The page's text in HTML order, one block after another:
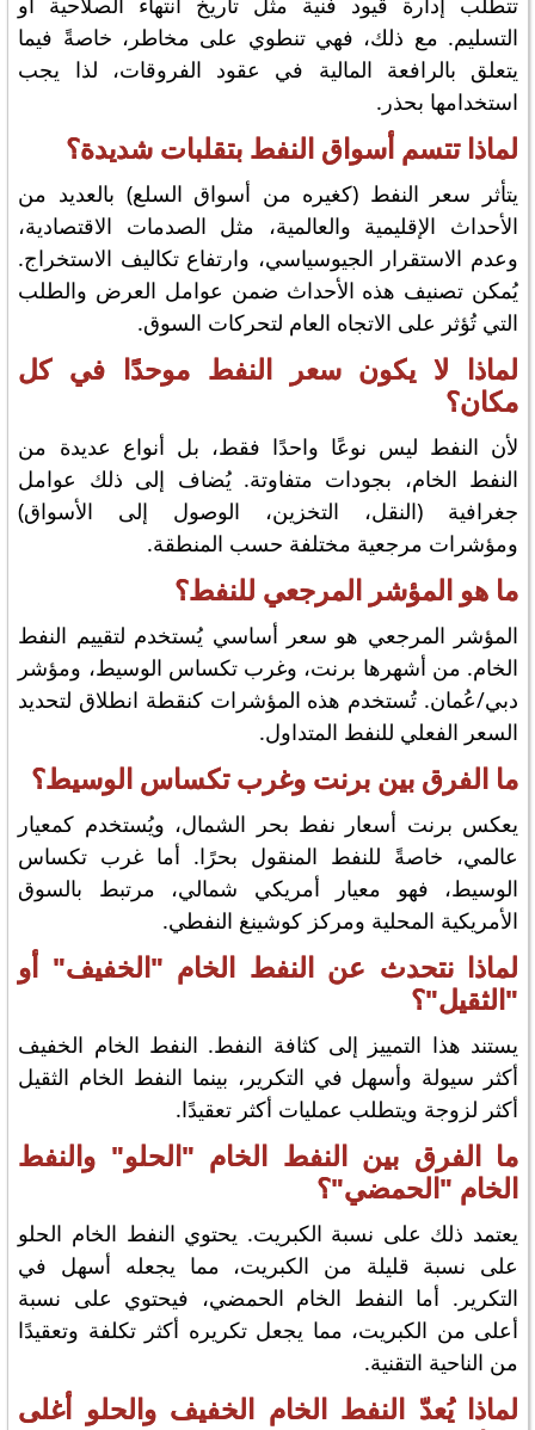
التسليم. مع ذلك، فهي تنطوي على مخاطر، خاصةً فيما
يتعلق بالرافعة المالية في عقود الفروقات، لذا يجب
استخدامها بحذر.
لماذا تتسم أسواق النفط بتقلبات شديدة؟
يتأثر سعر النفط (كغيره من أسواق السلع) بالعديد من
الأحداث الإقليمية والعالمية، مثل الصدمات الاقتصادية،
وعدم الاستقرار الجيوسياسي، وارتفاع تكاليف الاستخراج.
يُمكن تصنيف هذه الأحداث ضمن عوامل العرض والطلب
التي تُؤثر على الاتجاه العام لتحركات السوق.
لماذا لا يكون سعر النفط موحدًا في كل
مكان؟
لأن النفط ليس نوعًا واحدًا فقط، بل أنواع عديدة من
النفط الخام، بجودات متفاوتة. يُضاف إلى ذلك عوامل
جغرافية (النقل، التخزين، الوصول إلى الأسواق)
ومؤشرات مرجعية مختلفة حسب المنطقة.
ما هو المؤشر المرجعي للنفط؟
المؤشر المرجعي هو سعر أساسي يُستخدم لتقييم النفط
الخام. من أشهرها برنت، وغرب تكساس الوسيط، ومؤشر
دبي/عُمان. تُستخدم هذه المؤشرات كنقطة انطلاق لتحديد
السعر الفعلي للنفط المتداول.
ما الفرق بين برنت وغرب تكساس الوسيط؟
يعكس برنت أسعار نفط بحر الشمال، ويُستخدم كمعيار
عالمي، خاصةً للنفط المنقول بحرًا. أما غرب تكساس
الوسيط، فهو معيار أمريكي شمالي، مرتبط بالسوق
الأمريكية المحلية ومركز كوشينغ النفطي.
لماذا نتحدث عن النفط الخام "الخفيف" أو
"الثقيل"؟
يستند هذا التمييز إلى كثافة النفط. النفط الخام الخفيف
أكثر سيولة وأسهل في التكرير، بينما النفط الخام الثقيل
أكثر لزوجة ويتطلب عمليات أكثر تعقيدًا.
ما الفرق بين النفط الخام "الحلو" والنفط
الخام "الحمضي"؟
يعتمد ذلك على نسبة الكبريت. يحتوي النفط الخام الحلو
على نسبة قليلة من الكبريت، مما يجعله أسهل في
التكرير. أما النفط الخام الحمضي، فيحتوي على نسبة
أعلى من الكبريت، مما يجعل تكريره أكثر تكلفة وتعقيدًا
من الناحية التقنية.
لماذا يُعدّ النفط الخام الخفيف والحلو أغلى